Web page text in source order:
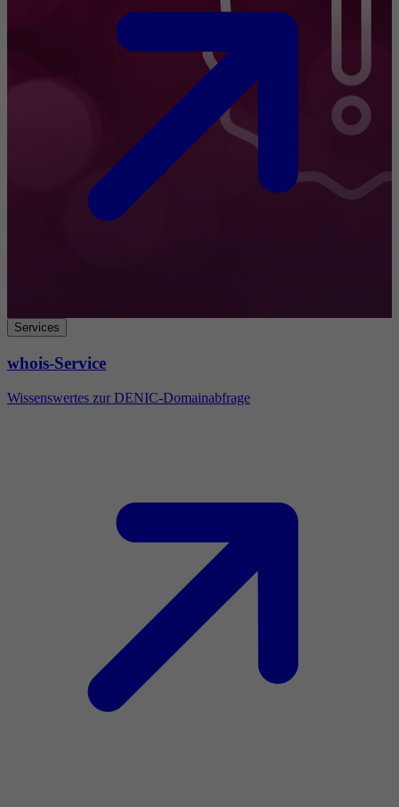
Services
whois-Service
Wissenswertes zur DENIC-Domainabfrage